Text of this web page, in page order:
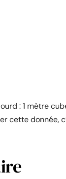
: 1 mètre
cette donnée,